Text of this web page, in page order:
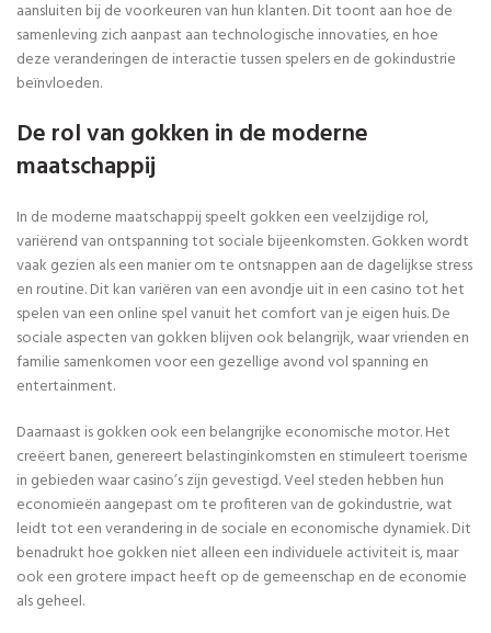
aansluiten bij de voorkeuren van hun klanten. Dit toont aan hoe de
samenleving zich aanpast aan technologische innovaties, en hoe
deze veranderingen de interactie tussen spelers en de gokindustrie
beïnvloeden.
De rol van gokken in de moderne
maatschappij
In de moderne maatschappij speelt gokken een veelzijdige rol,
variërend van ontspanning tot sociale bijeenkomsten. Gokken wordt
vaak gezien als een manier om te ontsnappen aan de dagelijkse stress
en routine. Dit kan variëren van een avondje uit in een casino tot het
spelen van een online spel vanuit het comfort van je eigen huis. De
sociale aspecten van gokken blijven ook belangrijk, waar vrienden en
familie samenkomen voor een gezellige avond vol spanning en
entertainment.
Daarnaast is gokken ook een belangrijke economische motor. Het
creëert banen, genereert belastinginkomsten en stimuleert toerisme
in gebieden waar casino’s zijn gevestigd. Veel steden hebben hun
economieën aangepast om te profiteren van de gokindustrie, wat
leidt tot een verandering in de sociale en economische dynamiek. Dit
benadrukt hoe gokken niet alleen een individuele activiteit is, maar
ook een grotere impact heeft op de gemeenschap en de economie
als geheel.